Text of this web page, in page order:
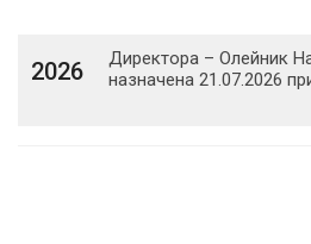
2026
Директора – Олейник
назначена 21.07.2026